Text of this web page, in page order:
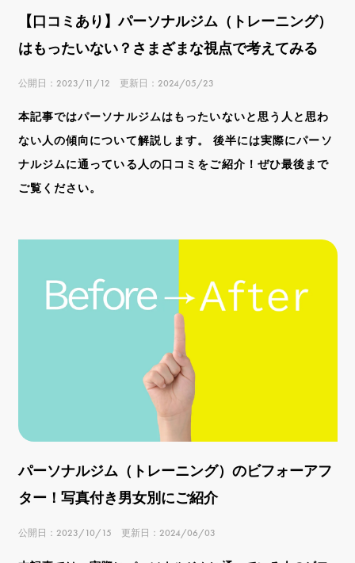
【口コミあり】パーソナルジム（トレーニング）
はもったいない？さまざまな視点で考えてみる
公開日：2023/11/12 更新日：2024/05/23
本記事ではパーソナルジムはもったいないと思う人と思わ
ない人の傾向について解説します。 後半には実際にパーソ
ナルジムに通っている人の口コミをご紹介！ぜひ最後まで
ご覧ください。
パーソナルジム（トレーニング）のビフォーアフ
ター！写真付き男女別にご紹介
公開日：2023/10/15 更新日：2024/06/03